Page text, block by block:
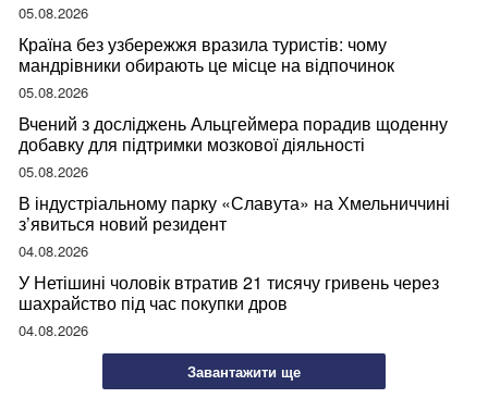
05.08.2026
Країна без узбережжя вразила туристів: чому
мандрівники обирають це місце на відпочинок
05.08.2026
Вчений з досліджень Альцгеймера порадив щоденну
добавку для підтримки мозкової діяльності
05.08.2026
В індустріальному парку «Славута» на Хмельниччині
з’явиться новий резидент
04.08.2026
У Нетішині чоловік втратив 21 тисячу гривень через
шахрайство під час покупки дров
04.08.2026
Завантажити ще